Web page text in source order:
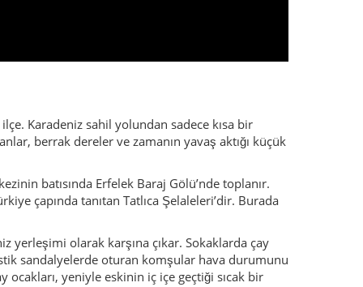
sandalyelerde oturan komşular hava durumunu
yeniyle eskinin iç içe geçtiği sıcak bir
daha sonra Karasu Çayı’na atfen “Karasu”
küçük merkez ve 46 köyden oluşan, yaklaşık
Şelaleler boyunca birkaç saatlik
ve akşam çayı eşliğinde sisin dağ siluetlerini
mesafededir. Ayancık ve Boyabat gibi
ve ormanlar, akşam sahilde balık keyfi;